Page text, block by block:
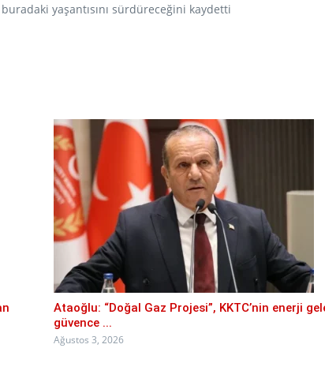
yaşantısını sürdüreceğini kaydetti
Ataoğlu: “Doğal Gaz Projesi”, KKTC’nin enerji
güvence ...
Ağustos 3, 2026